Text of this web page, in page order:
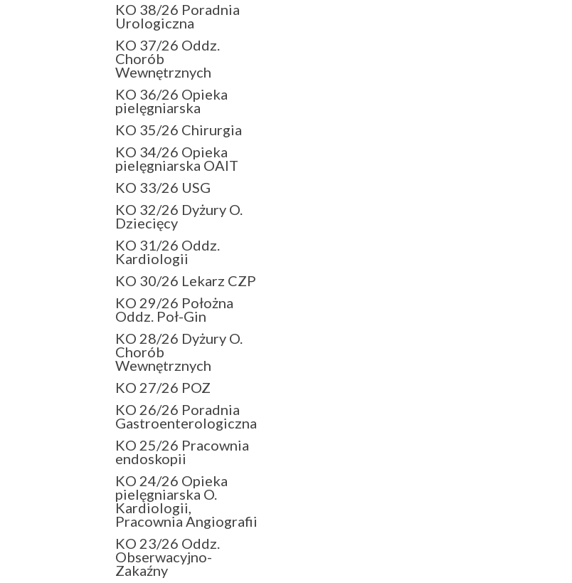
KO 38/26 Poradnia
Urologiczna
KO 37/26 Oddz.
Chorób
Wewnętrznych
KO 36/26 Opieka
pielęgniarska
KO 35/26 Chirurgia
KO 34/26 Opieka
pielęgniarska OAIT
KO 33/26 USG
KO 32/26 Dyżury O.
Dziecięcy
KO 31/26 Oddz.
Kardiologii
KO 30/26 Lekarz CZP
KO 29/26 Położna
Oddz. Poł-Gin
KO 28/26 Dyżury O.
Chorób
Wewnętrznych
KO 27/26 POZ
KO 26/26 Poradnia
Gastroenterologiczna
KO 25/26 Pracownia
endoskopii
KO 24/26 Opieka
pielęgniarska O.
Kardiologii,
Pracownia Angiografii
KO 23/26 Oddz.
Obserwacyjno-
Zakaźny